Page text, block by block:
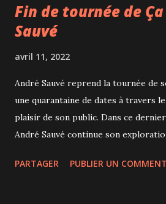
Fin de tournée de
Sauvé
avril 11, 2022
André Sauvé reprend la tournée de
une quarantaine de dates à travers
plaisir de son public. Dans ce
André Sauvé continue son
soient fondamentaux ou beaucoup
PARTAGER PUBLIER UN